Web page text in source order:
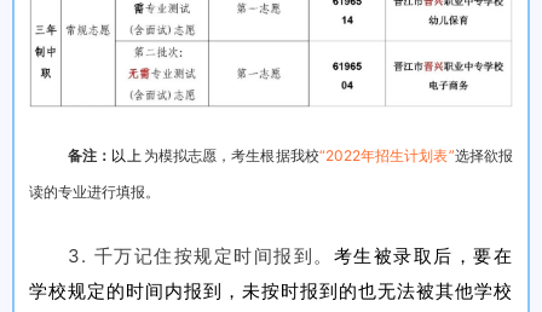
备注： 以上 为模拟志愿，考生根据我校“2022年招生计划表”选择欲报
读的专业进行填报。
3. 千万记住按规定时间报到。 考生被录取后，要在
学校规定的时间内报到，未按时报到的也无法被其他学校